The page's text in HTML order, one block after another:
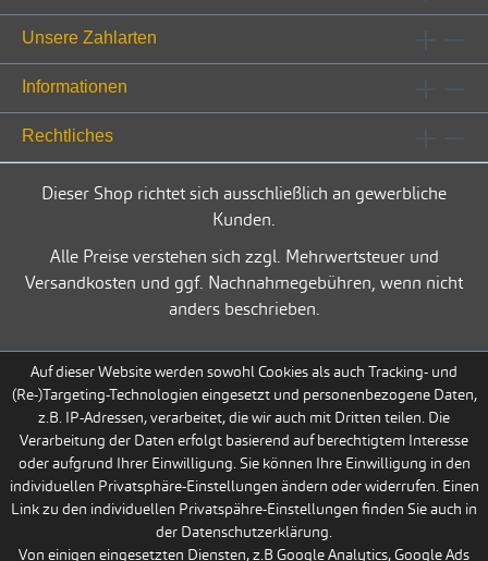
Unsere Zahlarten
Informationen
Rechtliches
Dieser Shop richtet sich ausschließlich an gewerbliche
Kunden.
Alle Preise verstehen sich zzgl. Mehrwertsteuer und
Versandkosten und ggf. Nachnahmegebühren, wenn nicht
anders beschrieben.
Auf dieser Website werden sowohl Cookies als auch Tracking- und
(Re-)Targeting-Technologien eingesetzt und personenbezogene Daten,
z.B. IP-Adressen, verarbeitet, die wir auch mit Dritten teilen. Die
Verarbeitung der Daten erfolgt basierend auf berechtigtem Interesse
oder aufgrund Ihrer Einwilligung. Sie können Ihre Einwilligung in den
individuellen Privatsphäre-Einstellungen ändern oder widerrufen. Einen
Link zu den individuellen Privatspähre-Einstellungen finden Sie auch in
der Datenschutzerklärung.
Von einigen eingesetzten Diensten, z.B Google Analytics, Google Ads